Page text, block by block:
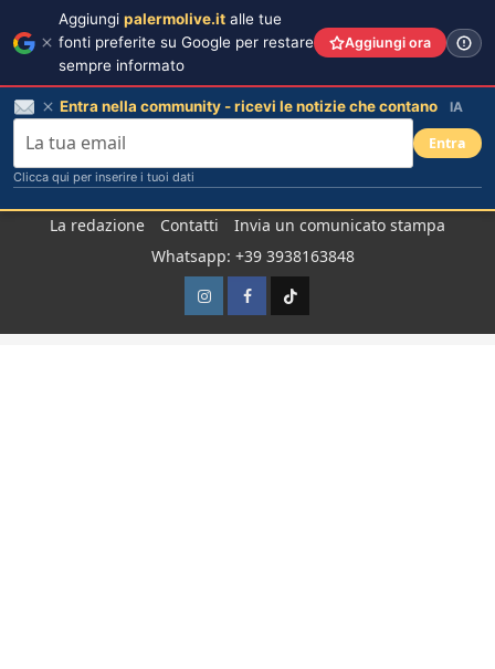
La redazione Contatti
Invia un comunicato stampa
Whatsapp: +39 3938163848
InstagramFacebook
TikTok
Aggiungi palermolive.it alle tue
fonti preferite su Google per restare
sempre informato
Aggiungi ora
Entra nella community - ricevi le notizie che contano IA
Entra
Clicca qui per inserire i tuoi dati